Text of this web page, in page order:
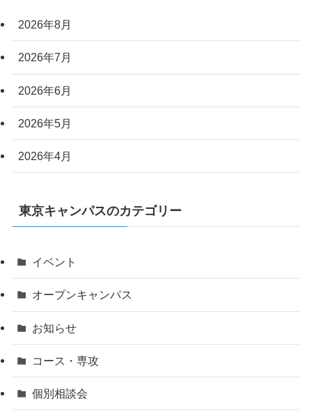
2026年8月
2026年7月
2026年6月
2026年5月
2026年4月
東京キャンパスのカテゴリー
イベント
オープンキャンパス
お知らせ
コース・専攻
個別相談会